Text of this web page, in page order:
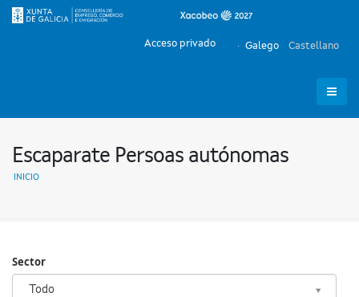
Galego Castellano
Acceso privado
Escaparate Persoas autónomas
INICIO
Sector
Todo
Sector